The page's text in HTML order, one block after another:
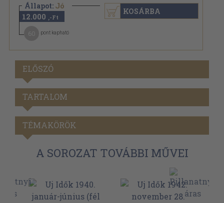
Állapot: Jó
12.000 ,-Ft
pont kapható
KOSÁRBA
ELŐSZÓ
TARTALOM
TÉMAKÖRÖK
A SOROZAT TOVÁBBI MŰVEI